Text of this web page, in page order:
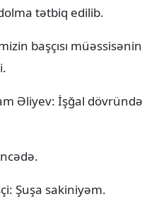
tətbiq edilib.
başçısı
Əliyev: İşğal
Şuşa sakiniyəm.